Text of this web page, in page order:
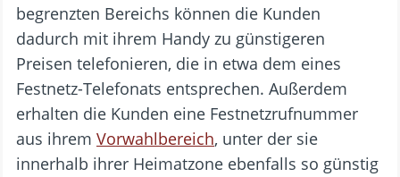
begrenzten Bereichs können die Kunden
dadurch mit ihrem Handy zu günstigeren
Preisen telefonieren, die in etwa dem eines
Festnetz-Telefonats entsprechen. Außerdem
erhalten die Kunden eine Festnetzrufnummer
aus ihrem Vorwahlbereich, unter der sie
innerhalb ihrer Heimatzone ebenfalls so günstig